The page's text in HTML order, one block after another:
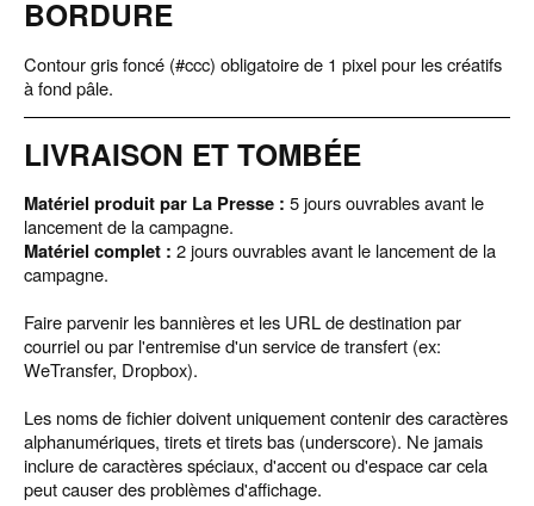
RESSOURCES
CRÉATION
ANNONCER
English
BORDURE
Contour gris foncé (#ccc) obligatoire de 1 pixel pour les créatifs
à fond pâle.
LIVRAISON ET TOMBÉE
Matériel produit par La Presse : 5 jours ouvrables avant le
lancement de la campagne.
Matériel complet : 2 jours ouvrables avant le lancement de la
campagne.
Faire parvenir les bannières et les URL de destination par
courriel ou par l'entremise d'un service de transfert (ex:
WeTransfer, Dropbox).
Les noms de fichier doivent uniquement contenir des caractères
alphanumériques, tirets et tirets bas (underscore). Ne jamais
inclure de caractères spéciaux, d'accent ou d'espace car cela
peut causer des problèmes d'affichage.